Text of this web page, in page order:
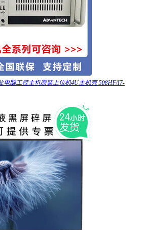
电脑工控主机原装上位机4U主机壳 508HF/I7-